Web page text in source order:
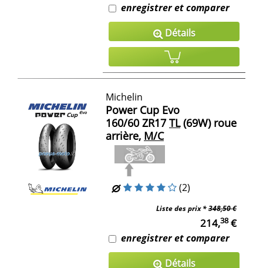
enregistrer et comparer
Détails
Michelin
Power Cup Evo
160/60 ZR17 TL(69W) roue
arrière, M/C
(2)
Liste des prix *348,50 €
214,38€
enregistrer et comparer
Détails